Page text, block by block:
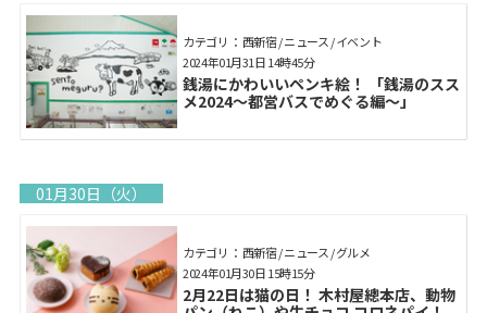
カテゴリ： 西新宿 / ニュース / イベント
銭湯にかわいいペンキ絵！ 「銭湯のスス
メ2024〜都営バスでめぐる編〜」
2024年01月31日 14時45分
01月30日（火）
カテゴリ： 西新宿 / ニュース / グルメ
2月22日は猫の日！ 木村屋總本店、動物
2024年01月30日 15時15分